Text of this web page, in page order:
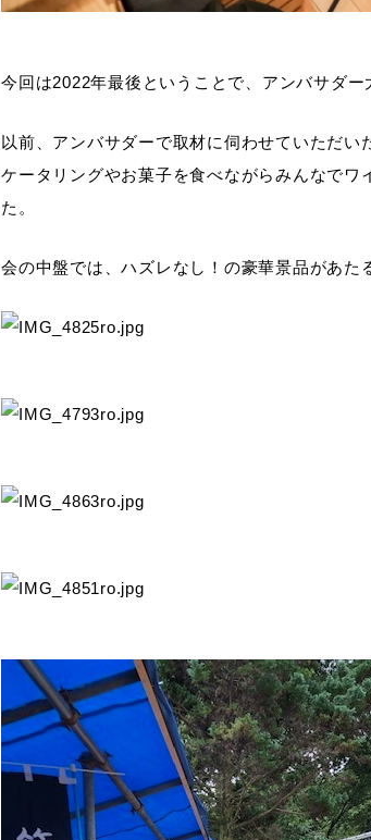
今回は2022年最後ということで、アンバサダー
以前、アンバサダーで取材に伺わせていただ
ケータリングやお菓子を食べながらみんなで
た。
会の中盤では、ハズレなし！の豪華景品があた